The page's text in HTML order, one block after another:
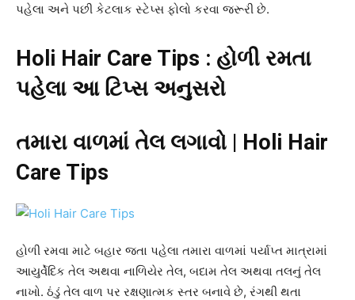
પહેલા અને પછી કેટલાક સ્ટેપ્સ ફોલો કરવા જરૂરી છે.
Holi Hair Care Tips : હોળી રમતા
પહેલા આ ટિપ્સ અનુસરો
તમારા વાળમાં તેલ લગાવો | Holi Hair
Care Tips
હોળી રમવા માટે બહાર જતા પહેલા તમારા વાળમાં પર્યાપ્ત માત્રામાં
આયુર્વેદિક તેલ અથવા નાળિયેર તેલ, બદામ તેલ અથવા તલનું તેલ
નાખો. ઠંડું તેલ વાળ પર રક્ષણાત્મક સ્તર બનાવે છે, રંગથી થતા